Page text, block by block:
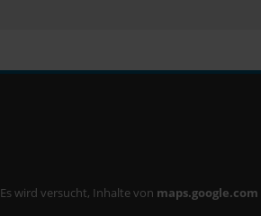
Es wird versucht, Inhalte von maps.google.com